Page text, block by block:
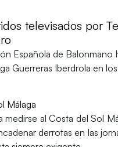
televisados por
Española de Balonmano
Guerreras Iberdrola en
Málaga
medirse alCosta del Sol
derrotas en las